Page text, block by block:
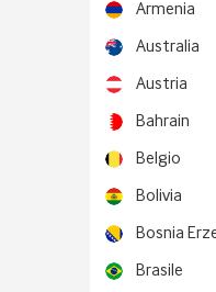
Armenia
Australia
Austria
Bahrain
Belgio
Bolivia
Bosnia
Brasile